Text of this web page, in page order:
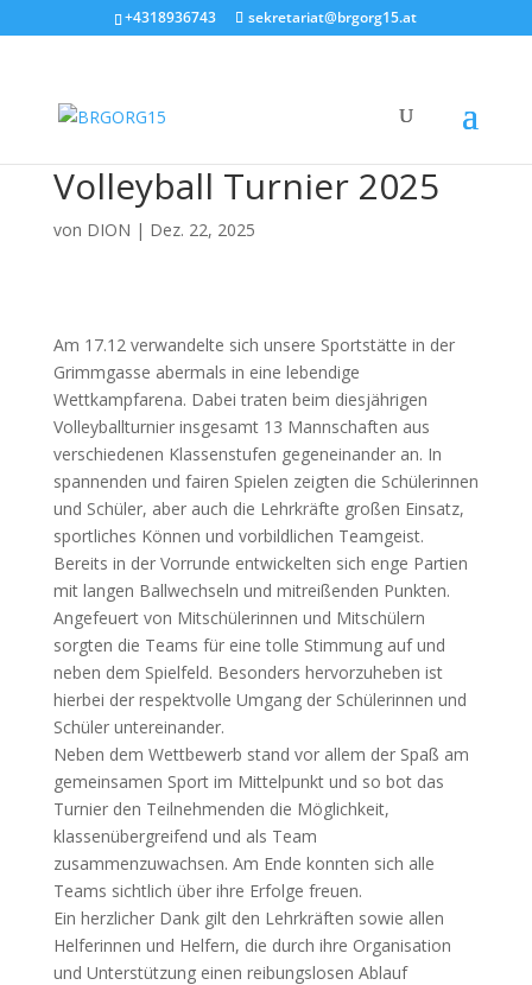
+4318936743 sekretariat@brgorg15.at
Volleyball Turnier 2025
von DION | Dez. 22, 2025
Am 17.12 verwandelte sich unsere Sportstätte in der
Grimmgasse abermals in eine lebendige
Wettkampfarena. Dabei traten beim diesjährigen
Volleyballturnier insgesamt 13 Mannschaften aus
verschiedenen Klassenstufen gegeneinander an. In
spannenden und fairen Spielen zeigten die Schülerinnen
und Schüler, aber auch die Lehrkräfte großen Einsatz,
sportliches Können und vorbildlichen Teamgeist.
Bereits in der Vorrunde entwickelten sich enge Partien
mit langen Ballwechseln und mitreißenden Punkten.
Angefeuert von Mitschülerinnen und Mitschülern
sorgten die Teams für eine tolle Stimmung auf und
neben dem Spielfeld. Besonders hervorzuheben ist
hierbei der respektvolle Umgang der Schülerinnen und
Schüler untereinander.
Neben dem Wettbewerb stand vor allem der Spaß am
gemeinsamen Sport im Mittelpunkt und so bot das
Turnier den Teilnehmenden die Möglichkeit,
klassenübergreifend und als Team
zusammenzuwachsen. Am Ende konnten sich alle
Teams sichtlich über ihre Erfolge freuen.
Ein herzlicher Dank gilt den Lehrkräften sowie allen
Helferinnen und Helfern, die durch ihre Organisation
und Unterstützung einen reibungslosen Ablauf